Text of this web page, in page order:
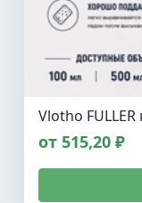
Vlotho
от 515,20 ₽